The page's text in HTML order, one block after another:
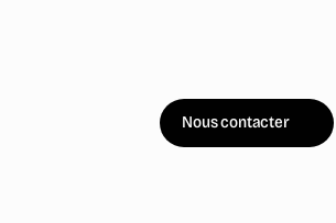
Nous contacter